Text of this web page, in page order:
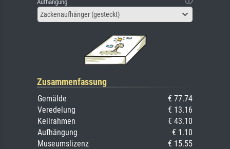
Aufhängung
Zackenaufhänger (gesteckt)
Zusammenfassung
Gemälde
€ 77.74
Veredelung
€ 13.16
Keilrahmen
€ 43.10
Aufhängung
€ 1.10
Museumslizenz
€ 15.55